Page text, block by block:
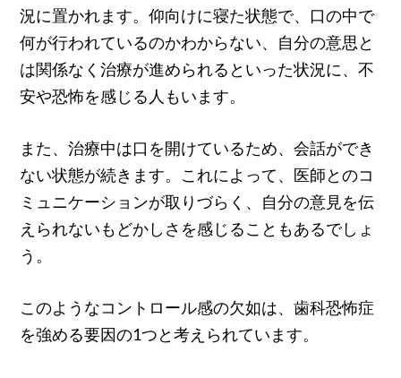
況に置かれます。仰向けに寝た状態で、口の中で
何が行われているのかわからない、自分の意思と
は関係なく治療が進められるといった状況に、不
安や恐怖を感じる人もいます。
また、治療中は口を開けているため、会話ができ
ない状態が続きます。これによって、医師とのコ
ミュニケーションが取りづらく、自分の意見を伝
えられないもどかしさを感じることもあるでしょ
う。
このようなコントロール感の欠如は、歯科恐怖症
を強める要因の1つと考えられています。